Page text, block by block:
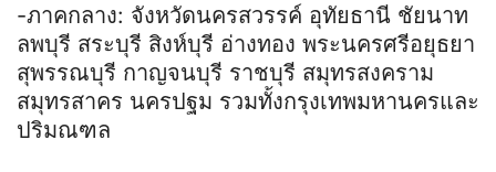
-ภาคกลาง: จังหวัดนครสวรรค์ อุทัยธานี ชัยนาท
ลพบุรี สระบุรี สิงห์บุรี อ่างทอง พระนครศรีอยุธยา
สุพรรณบุรี กาญจนบุรี ราชบุรี สมุทรสงคราม
สมุทรสาคร นครปฐม รวมทั้งกรุงเทพมหานครและ
ปริมณฑล